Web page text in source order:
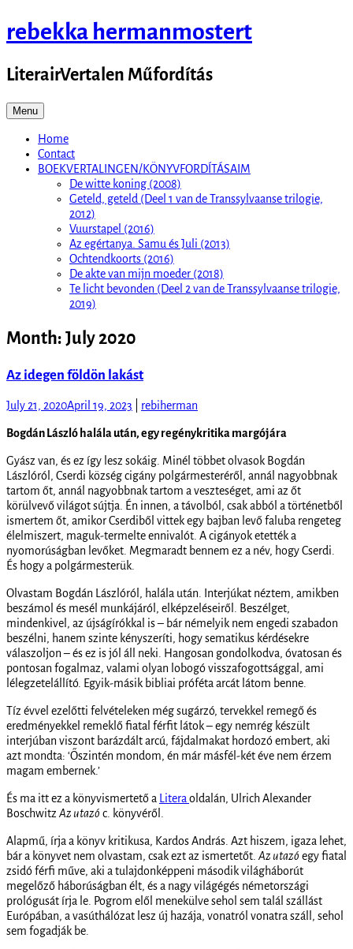
to
rebekka hermanmostert
LiterairVertalen Műfordítás
Menu
Home
Contact
BOEKVERTALINGEN/KÖNYVFORDÍTÁSAIM
De witte koning (2008)
Geteld, geteld (Deel 1 van de Transsylvaanse trilogie,
2012)
Vuurstapel (2016)
Az egértanya. Samu és Juli (2013)
Ochtendkoorts (2016)
De akte van mijn moeder (2018)
Te licht bevonden (Deel 2 van de Transsylvaanse trilogie,
2019)
Month: July 2020
Az idegen földön lakást
July 21, 2020April 19, 2023 rebiherman
Bogdán László halála után, egy regénykritika margójára
Gyász van, és ez így lesz sokáig. Minél többet olvasok Bogdán
Lászlóról, Cserdi község cigány polgármesteréről, annál nagyobbnak
tartom őt, annál nagyobbnak tartom a veszteséget, ami az őt
körülvevő világot sújtja. Én innen, a távolból, csak abból a történetből
ismertem őt, amikor Cserdiből vittek egy bajban levő faluba rengeteg
élelmiszert, maguk-termelte ennivalót. A cigányok etették a
nyomorúságban levőket. Megmaradt bennem ez a név, hogy Cserdi.
És hogy a polgármesterük.
Olvastam Bogdán Lászlóról, halála után. Interjúkat néztem, amikben
beszámol és mesél munkájáról, elképzeléseiről. Beszélget,
mindenkivel, az újságírókkal is – bár némelyik nem engedi szabadon
beszélni, hanem szinte kényszeríti, hogy sematikus kérdésekre
válaszoljon – és ez is jól áll neki. Hangosan gondolkodva, óvatosan és
pontosan fogalmaz, valami olyan lobogó visszafogottsággal, ami
lélegzetelállító. Egyik-másik bibliai próféta arcát látom benne.
Tíz évvel ezelőtti felvételeken még sugárzó, tervekkel remegő és
eredményekkel remeklő fiatal férfit látok – egy nemrég készült
interjúban viszont barázdált arcú, fájdalmakat hordozó embert, aki
azt mondta: ‘Őszintén mondom, én már másfél-két éve nem érzem
magam embernek.’
És ma itt ez a könyvismertető a Literaoldalán, Ulrich Alexander
Boschwitz Az utazó c. könyvéről.
Alapmű, írja a könyv kritikusa, Kardos András. Azt hiszem, igaza lehet,
bár a könyvet nem olvastam, csak ezt az ismertetőt. Az utazó egy fiatal
zsidó férfi műve, aki a tulajdonképpeni második világháborút
megelőző háborúságban élt, és a nagy világégés németországi
prológusát írja le. Pogrom elől menekülve sehol sem talál szállást
Európában, a vasúthálózat lesz új hazája, vonatról vonatra száll, sehol
sem fogadják be.